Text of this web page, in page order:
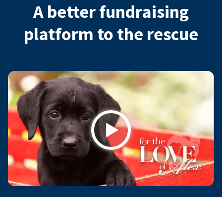
A better fundraising
platform to the rescue
Play